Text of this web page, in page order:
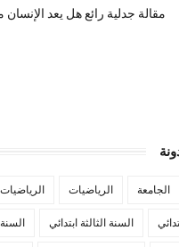
مقالة جدلية رائع هل يعد الإنسان
الجامعة الرياضيات
السنة الثالثة ابتدائي